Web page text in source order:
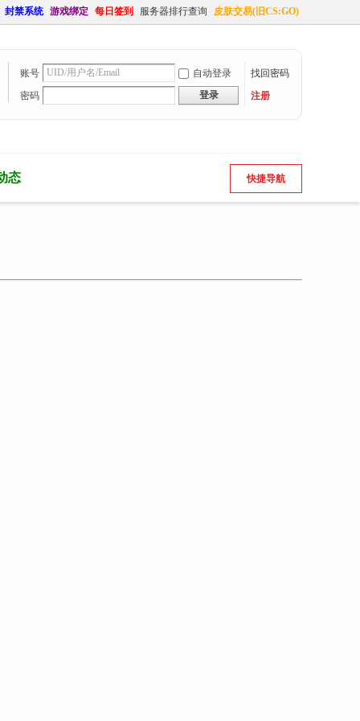
封禁系统 游戏绑定 每日签到 服务器排行查询 皮肤交易(旧CS:GO)
账号 自动登录
找回密码
密码
登录 注册
快捷导航
态